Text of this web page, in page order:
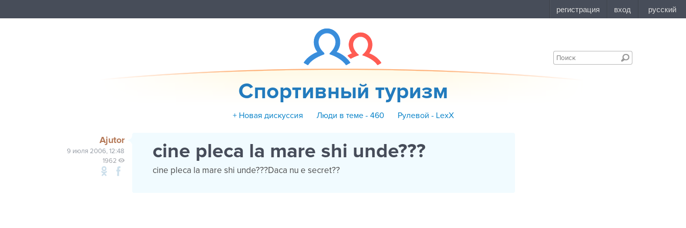
Спортивный туризм
+ Новая дискуссия Люди в теме - 460 Рулевой - LexX
Ajutor
9 июля 2006, 12:48
1962
cine pleca la mare shi unde???
cine pleca la mare shi unde???Daca nu e secret??